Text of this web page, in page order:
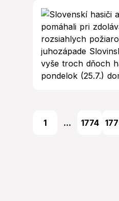
1 ... 1774